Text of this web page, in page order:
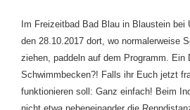
Im Freizeitbad Bad Blau in Blaustein bei
den 28.10.2017 dort, wo normalerweise
ziehen, paddeln auf dem Programm. Ein
Schwimmbecken?! Falls i hr Euch jetzt
funktionieren soll: Ganz einfach! Beim